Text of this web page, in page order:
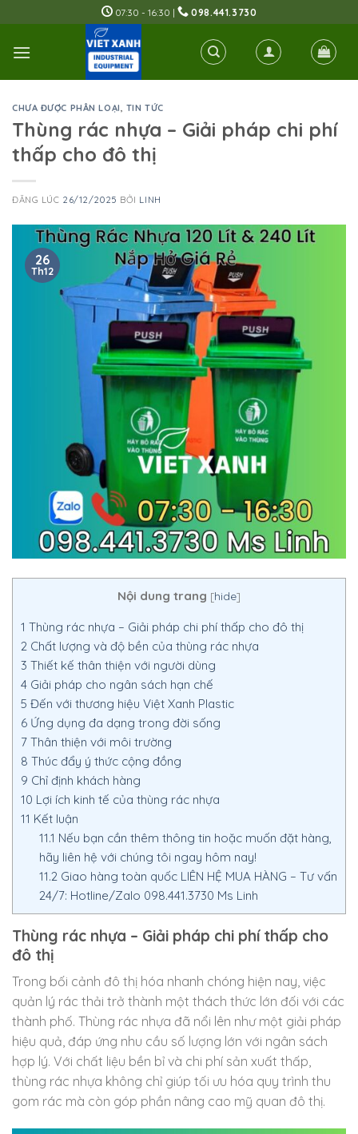
to
content
07:30 - 16:30 | 098.441.3730
CHƯA ĐƯỢC PHÂN LOẠI, TIN TỨC
Thùng rác nhựa – Giải pháp chi phí
thấp cho đô thị
ĐĂNG LÚC 26/12/2025 BỞI LINH
26
Th12
Nội dung trang [hide]
1 Thùng rác nhựa – Giải pháp chi phí thấp cho đô thị
2 Chất lượng và độ bền của thùng rác nhựa
3 Thiết kế thân thiện với người dùng
4 Giải pháp cho ngân sách hạn chế
5 Đến với thương hiệu Việt Xanh Plastic
6 Ứng dụng đa dạng trong đời sống
7 Thân thiện với môi trường
8 Thúc đẩy ý thức cộng đồng
9 Chỉ định khách hàng
10 Lợi ích kinh tế của thùng rác nhựa
11 Kết luận
11.1 Nếu bạn cần thêm thông tin hoặc muốn đặt hàng,
hãy liên hệ với chúng tôi ngay hôm nay!
11.2 Giao hàng toàn quốc LIÊN HỆ MUA HÀNG – Tư vấn
24/7: Hotline/Zalo 098.441.3730 Ms Linh
Thùng rác nhựa – Giải pháp chi phí thấp cho
đô thị
Trong bối cảnh đô thị hóa nhanh chóng hiện nay, việc
quản lý rác thải trở thành một thách thức lớn đối với các
thành phố. Thùng rác nhựa đã nổi lên như một giải pháp
hiệu quả, đáp ứng nhu cầu số lượng lớn với ngân sách
hợp lý. Với chất liệu bền bỉ và chi phí sản xuất thấp,
thùng rác nhựa không chỉ giúp tối ưu hóa quy trình thu
gom rác mà còn góp phần nâng cao mỹ quan đô thị.